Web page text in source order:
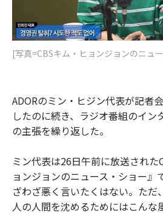
[写真=CBSキム・ヒョンジョンのニュ
ADORのミン・ヒジン代表が記者
したのに続き、ラジオ番組のイン
の主張を繰り返した。
ミン代表は26日午前に放送された
ョンジョンのニュース・ショー』
ざわざ悪く言いたくはない。ただ
人の人間を沈めるためにはこんな